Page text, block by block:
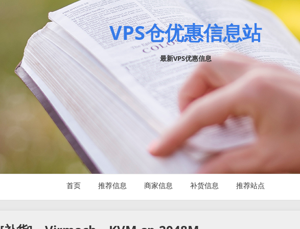
VPS仓优惠信息站
最新VPS优惠信息
首页 推荐信息 商家信息 补货信息 推荐站点